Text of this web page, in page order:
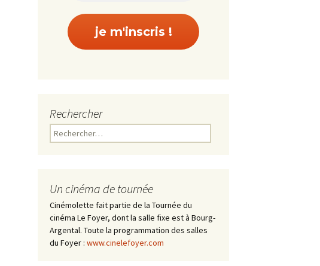
Rechercher
Rechercher :
Un cinéma de tournée
Cinémolette fait partie de la Tournée du
cinéma Le Foyer, dont la salle fixe est à Bourg-
Argental. Toute la programmation des salles
du Foyer : www.cinelefoyer.com